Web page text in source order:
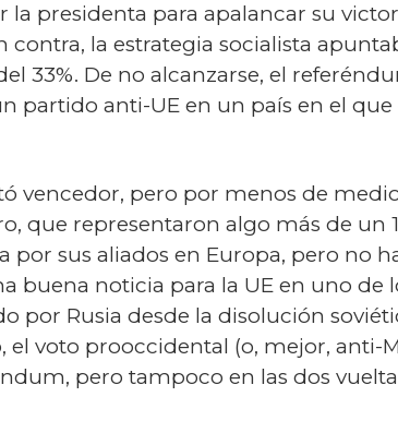
presidenta para apalancar su
la estrategia socialista
33%. De no alcanzarse, el
partido anti-UE en un país en el que
vencedor, pero por menos de
que representaron algo más de un
por sus aliados en Europa, pero no
buena noticia para la UE en uno de
por Rusia desde la disolución
el voto prooccidental (o, mejor, anti-
pero tampoco en las dos